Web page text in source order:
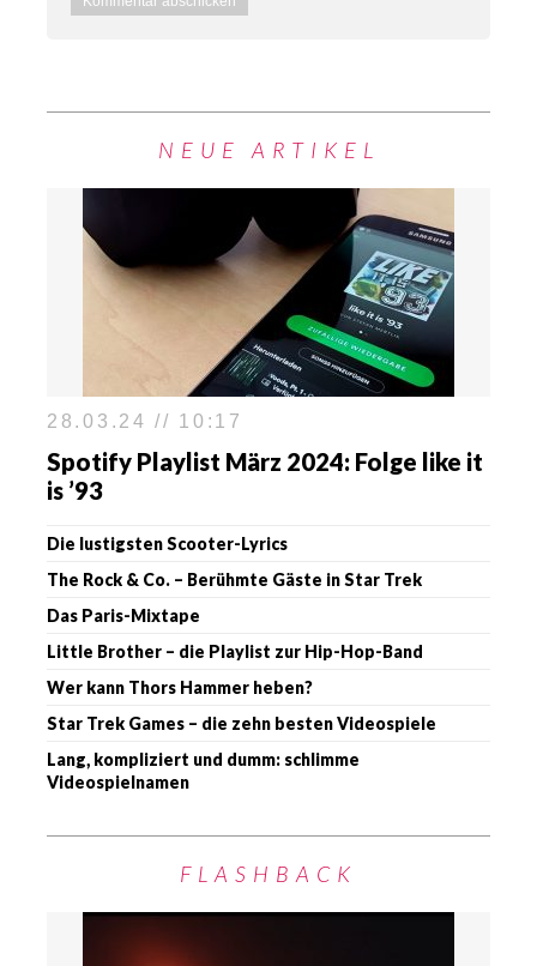
NEUE ARTIKEL
28.03.24 // 10:17
Spotify Playlist März 2024: Folge like it
is ’93
Die lustigsten Scooter-Lyrics
The Rock & Co. – Berühmte Gäste in Star Trek
Das Paris-Mixtape
Little Brother – die Playlist zur Hip-Hop-Band
Wer kann Thors Hammer heben?
Star Trek Games – die zehn besten Videospiele
Lang, kompliziert und dumm: schlimme
Videospielnamen
FLASHBACK